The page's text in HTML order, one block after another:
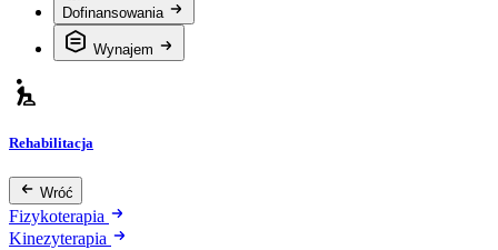
Dofinansowania
Wynajem
Rehabilitacja
Wróć
Fizykoterapia
Kinezyterapia